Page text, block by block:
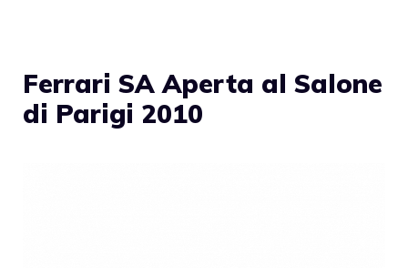
Ferrari SA Aperta al Salone
di Parigi 2010